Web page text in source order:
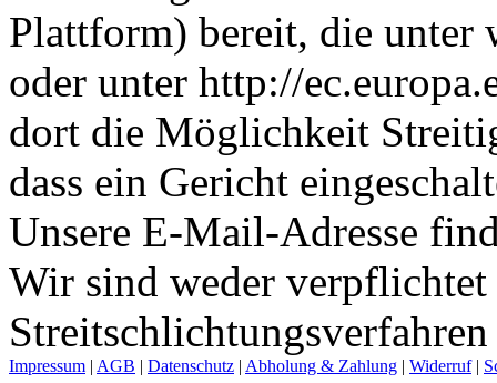
Plattform) bereit, die unter
oder unter http://
dort die Möglichkeit
dass ein Gericht
Unsere E-Mail-Adresse
Wir sind weder verpflichtet
Impressum | AGB | Datenschutz | Abholung & Zahlung | Widerruf|